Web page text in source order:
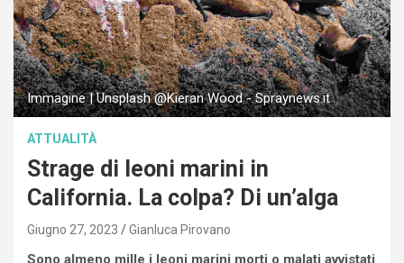
Immagine | Unsplash @Kieran Wood - Spraynews.it
ATTUALITÀ
Strage di leoni marini in
California. La colpa? Di un’alga
Giugno 27, 2023 Gianluca Pirovano
Sono almeno mille i leoni marini morti o malati avvistati